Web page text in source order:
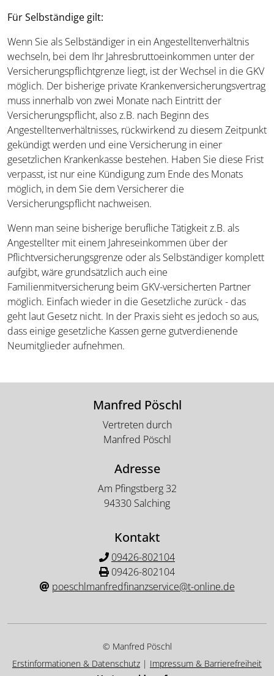
Für Selbständige gilt:
Wenn Sie als Selbständiger in ein Angestelltenverhältnis
wechseln, bei dem Ihr Jahresbruttoeinkommen unter der
Versicherungspflichtgrenze liegt, ist der Wechsel in die GKV
möglich. Der bisherige private Krankenversicherungsvertrag
muss innerhalb von zwei Monate nach Eintritt der
Versicherungspflicht, also z.B. nach Beginn des
Angestelltenverhältnisses, rückwirkend zu diesem Zeitpunkt
gekündigt werden und eine Versicherung in einer
gesetzlichen Krankenkasse bestehen. Haben Sie diese Frist
verpasst, ist nur eine Kündigung zum Ende des Monats
möglich, in dem Sie dem Versicherer die
Versicherungspflicht nachweisen.
Wenn man seine bisherige berufliche Tätigkeit z.B. als
Angestellter mit einem Jahreseinkommen über der
Pflichtversicherungsgrenze oder als Selbständiger komplett
aufgibt, wäre grundsätzlich auch eine
Familienmitversicherung beim GKV-versicherten Partner
möglich. Einfach wieder in die Gesetzliche zurück - das
geht laut Gesetz nicht. In der Praxis sieht es jedoch so aus,
dass einige gesetzliche Kassen gerne gutverdienende
Neumitglieder aufnehmen.
Manfred Pöschl
Vertreten durch
Manfred Pöschl
Adresse
Am Pfingstberg 32
94330 Salching
Kontakt
09426-802104
09426-802104
poeschlmanfredfinanzservice@t-online.de
© Manfred Pöschl
Erstinformationen & Datenschutz | Impressum & Barrierefreiheit